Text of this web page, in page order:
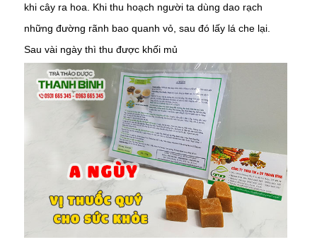
khi cây ra hoa. Khi thu hoạch người ta dùng dao rạch
những đường rãnh bao quanh vỏ, sau đó lấy lá che lại.
Sau vài ngày thì thu được khối mủ